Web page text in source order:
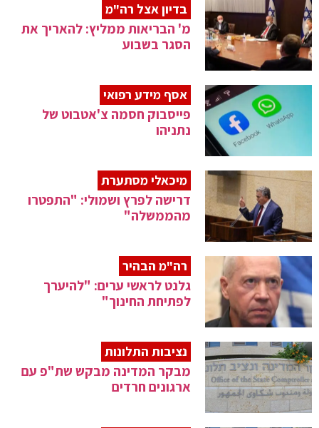
בדיון אצל רה"מ
מ' הבריאות ממליץ: להאריך את
הסגר בשבוע
אסף מידע רפואי
פייסבוק חסמה צ'אטבוט של
נתניהו
מיכאלי מסתערת
דרישה לפרץ ושמולי: "התפטרו
מהממשלה"
רה"מ הבהיר
גלנט לראשי ערים: "להיערך
לפתיחת החינוך"
נציבות התלונות
מבקר המדינה מבקש שת"פ עם
ארגונים חרדים